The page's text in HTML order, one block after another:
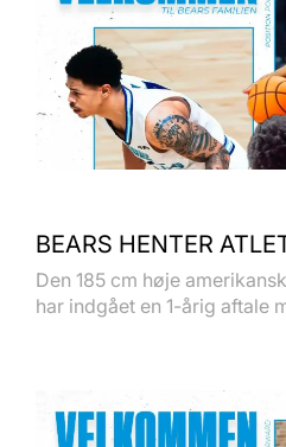
BEARS HENTER
Den 185 cm høje
har indgået en 1-årig aftale